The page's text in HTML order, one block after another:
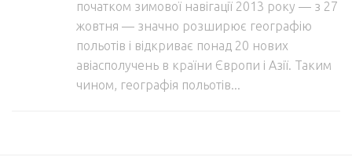
початком зимової навігації 2013 року — з 27
жовтня — значно розширює географію
польотів і відкриває понад 20 нових
авіасполучень в країни Європи і Азії. Таким
чином, географія польотів...